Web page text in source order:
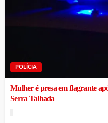
POLÍCIA
Mulher é presa em flagrante
Serra Talhada